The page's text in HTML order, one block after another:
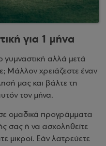
για 1 μήνα
γυμναστική αλλά μετά
Μάλλον χρειάζεστε έναν
μας και βάλτε τη
τον μήνα.
ομαδικά προγράμματα
σας ή να ασχοληθείτε
μικροί. Εάν λατρεύετε